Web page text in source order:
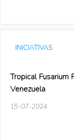
INICIATIVAS
Tropical Fusarium
Venezuela
15-07-2024